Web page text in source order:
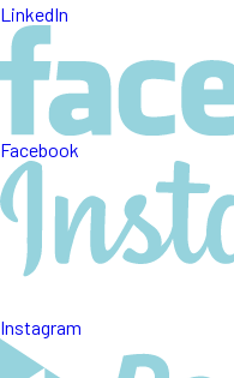
LinkedIn
Facebook
Instagram